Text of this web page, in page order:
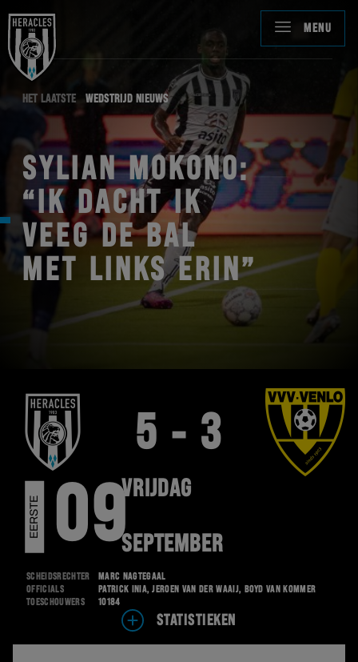
MENU
HET LAATSTE WEDSTRIJD NIEUWS
SYLIAN MOKONO:
“IK DACHT IK
VEEG DE BAL
MET LINKS ERIN”
E
E
R
S
T
E
D
I
V
I
S
I E09VRIJDAG
SEPTEMBER
5 - 3
Scheidsrechter
Marc Nagtegaal
Officials
Patrick Inia, Jeroen van der Waaij, Boyd van Kommer
Toeschouwers
10184
STATISTIEKEN